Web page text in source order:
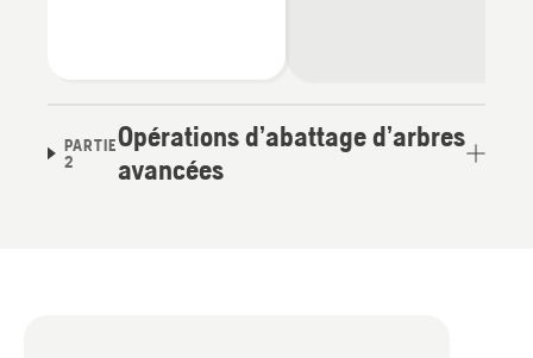
PARTIE
2
Opérations d’abattage d’arbres
avancées